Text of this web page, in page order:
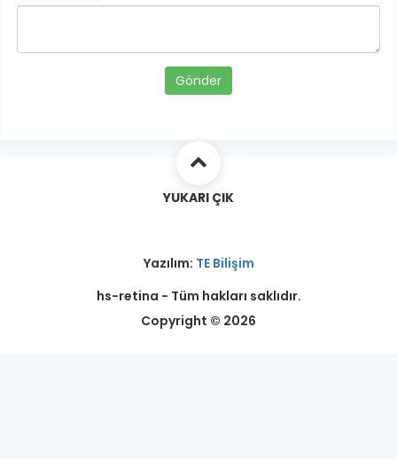
Gönder
YUKARI ÇIK
Yazılım: TE Bilişim
hs-retina - Tüm hakları saklıdır.
Copyright © 2026